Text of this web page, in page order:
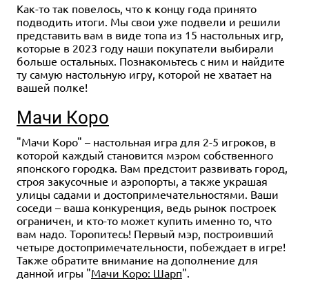
Как-то так повелось, что к концу года принято
подводить итоги. Мы свои уже подвели и решили
представить вам в виде топа из 15 настольных игр,
которые в 2023 году наши покупатели выбирали
больше остальных. Познакомьтесь с ним и найдите
ту самую настольную игру, которой не хватает на
вашей полке!
Мачи Коро
"Мачи Коро" – настольная игра для 2-5 игроков, в
которой каждый становится мэром собственного
японского городка. Вам предстоит развивать город,
строя закусочные и аэропорты, а также украшая
улицы садами и достопримечательностями. Ваши
соседи – ваша конкуренция, ведь рынок построек
ограничен, и кто-то может купить именно то, что
вам надо. Торопитесь! Первый мэр, построивший
четыре достопримечательности, побеждает в игре!
Также обратите внимание на дополнение для
данной игры "Мачи Коро: Шарп".